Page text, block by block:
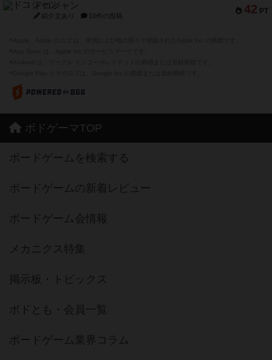
42 PT
ドコジャン
紹介文あり 10件の投稿
ボドゲーマTOP
ボードゲームを検索する
ボードゲームの新着レビュー
ボードゲーム会情報
メカニクス特集
掲示板・トピックス
ボドとも・会員一覧
ボードゲーム業界コラム